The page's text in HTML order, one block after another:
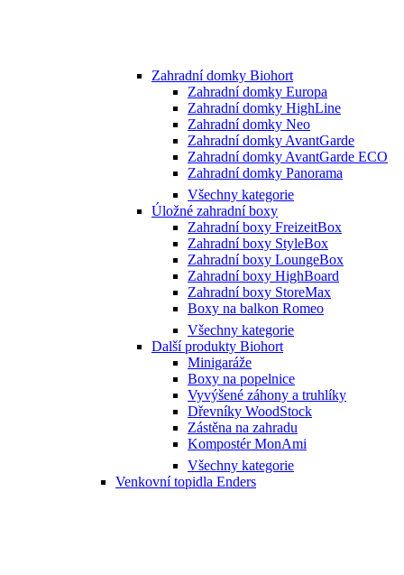
Zahradní domky Biohort
Zahradní domky Europa
Zahradní domky HighLine
Zahradní domky Neo
Zahradní domky AvantGarde
Zahradní domky AvantGarde ECO
Zahradní domky Panorama
Všechny kategorie
Úložné zahradní boxy
Zahradní boxy FreizeitBox
Zahradní boxy StyleBox
Zahradní boxy LoungeBox
Zahradní boxy HighBoard
Zahradní boxy StoreMax
Boxy na balkon Romeo
Všechny kategorie
Další produkty Biohort
Minigaráže
Boxy na popelnice
Vyvýšené záhony a truhlíky
Dřevníky WoodStock
Zástěna na zahradu
Kompostér MonAmi
Všechny kategorie
Venkovní topidla Enders